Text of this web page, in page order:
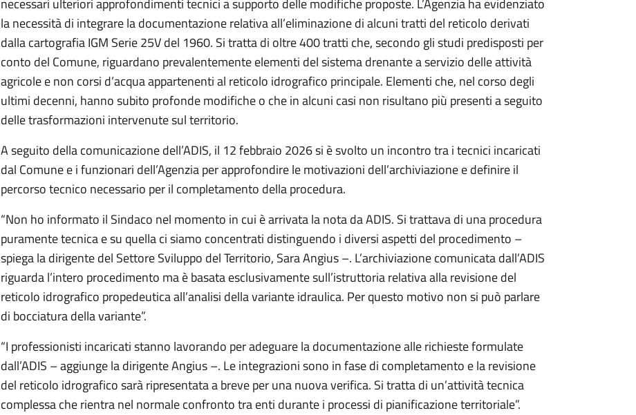
necessari ulteriori approfondimenti tecnici a supporto delle modifiche proposte. L’Agenzia ha evidenziato
la necessità di integrare la documentazione relativa all’eliminazione di alcuni tratti del reticolo derivati
dalla cartografia IGM Serie 25V del 1960. Si tratta di oltre 400 tratti che, secondo gli studi predisposti per
conto del Comune, riguardano prevalentemente elementi del sistema drenante a servizio delle attività
agricole e non corsi d’acqua appartenenti al reticolo idrografico principale. Elementi che, nel corso degli
ultimi decenni, hanno subito profonde modifiche o che in alcuni casi non risultano più presenti a seguito
delle trasformazioni intervenute sul territorio.
A seguito della comunicazione dell’ADIS, il 12 febbraio 2026 si è svolto un incontro tra i tecnici incaricati
dal Comune e i funzionari dell’Agenzia per approfondire le motivazioni dell’archiviazione e definire il
percorso tecnico necessario per il completamento della procedura.
“Non ho informato il Sindaco nel momento in cui è arrivata la nota da ADIS. Si trattava di una procedura
puramente tecnica e su quella ci siamo concentrati distinguendo i diversi aspetti del procedimento –
spiega la dirigente del Settore Sviluppo del Territorio, Sara Angius –. L’archiviazione comunicata dall’ADIS
riguarda l’intero procedimento ma è basata esclusivamente sull’istruttoria relativa alla revisione del
reticolo idrografico propedeutica all’analisi della variante idraulica. Per questo motivo non si può parlare
di bocciatura della variante”.
“I professionisti incaricati stanno lavorando per adeguare la documentazione alle richieste formulate
dall’ADIS – aggiunge la dirigente Angius –. Le integrazioni sono in fase di completamento e la revisione
del reticolo idrografico sarà ripresentata a breve per una nuova verifica. Si tratta di un’attività tecnica
complessa che rientra nel normale confronto tra enti durante i processi di pianificazione territoriale”.